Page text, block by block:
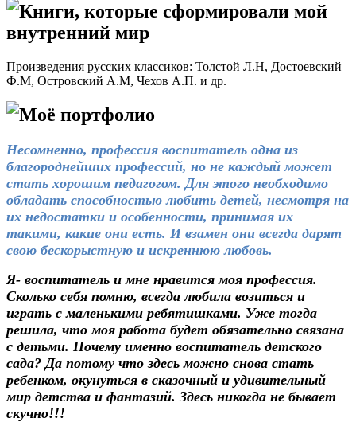
Книги, которые сформировали мой
внутренний мир
Произведения русских классиков: Толстой Л.Н, Достоевский
Ф.М, Островский А.М, Чехов А.П. и др.
Моё портфолио
Несомненно, профессия воспитатель одна из
благороднейших профессий, но не каждый может
стать хорошим педагогом. Для этого необходимо
обладать способностью любить детей, несмотря на
их недостатки и особенности, принимая их
такими, какие они есть. И взамен они всегда дарят
свою бескорыстную и искреннюю любовь.
Я- воспитатель и мне нравится моя профессия.
Сколько себя помню, всегда любила возиться и
играть с маленькими ребятишками. Уже тогда
решила, что моя работа будет обязательно связана
с детьми. Почему именно воспитатель детского
сада? Да потому что здесь можно снова стать
ребенком, окунуться в сказочный и удивительный
мир детства и фантазий. Здесь никогда не бывает
скучно!!!